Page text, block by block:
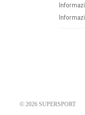
© 2026 SUPERSPORT